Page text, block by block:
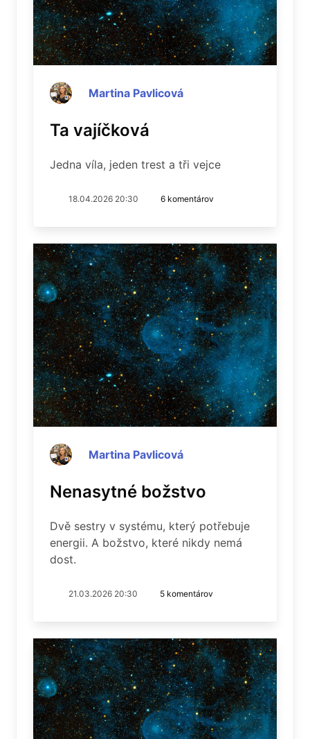
Martina Pavlicová
Ta vajíčková
Jedna víla, jeden trest a tři vejce
18.04.2026 20:30 6 komentárov
Martina Pavlicová
Nenasytné božstvo
Dvě sestry v systému, který potřebuje
energii. A božstvo, které nikdy nemá
dost.
21.03.2026 20:30 5 komentárov